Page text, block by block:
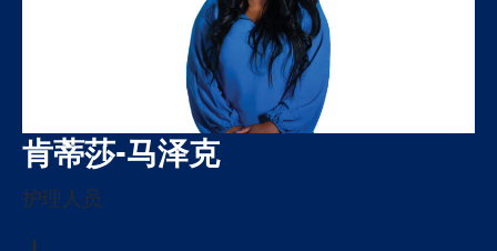
肯蒂莎-马泽克
护理人员